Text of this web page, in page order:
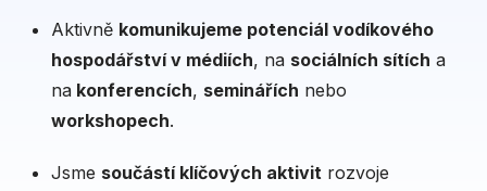
Aktivně komunikujeme potenciál vodíkového
hospodářství v médiích, na sociálních sítích a
na konferencích, seminářích nebo
workshopech.
Jsme součástí klíčových aktivit rozvoje